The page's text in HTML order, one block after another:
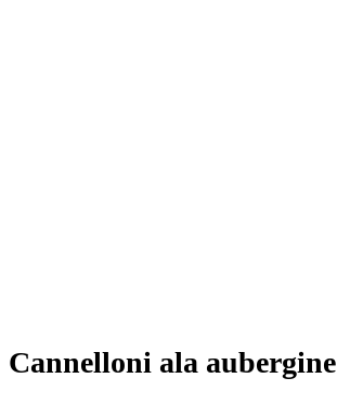
Cannelloni ala aubergine